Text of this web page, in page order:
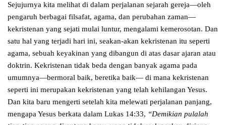
Sejujurnya kita melihat di dalam perjalanan sejarah gereja—oleh
pengaruh berbagai filsafat, agama, dan perubahan zaman—
kekristenan yang sejati mulai luntur, mengalami kemerosotan. Dan
satu hal yang terjadi hari ini, seakan-akan kekristenan itu seperti
agama, sebuah keyakinan yang dibangun di atas dasar ajaran atau
doktrin. Kekristenan tidak beda dengan banyak agama pada
umumnya—bermoral baik, beretika baik— di mana kekristenan
seperti ini merupakan kekristenan yang telah kehilangan Yesus.
Dan kita baru mengerti setelah kita melewati perjalanan panjang,
mengapa Yesus berkata dalam Lukas 14:33, “Demikian pulalah